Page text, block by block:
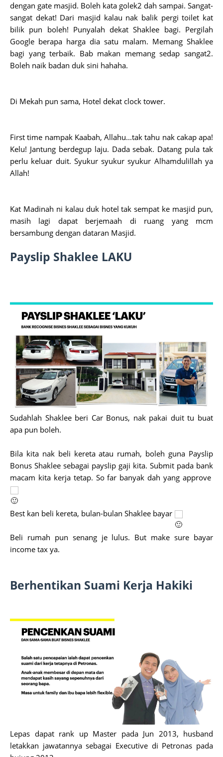
dengan gate masjid. Boleh kata golek2 dah sampai. Sangat-
sangat dekat! Dari masjid kalau nak balik pergi toilet kat
bilik pun boleh! Punyalah dekat Shaklee bagi. Pergilah
Google berapa harga dia satu malam. Memang Shaklee
bagi yang terbaik. Bab makan memang sedap sangat2.
Boleh naik badan duk sini hahaha.
Di Mekah pun sama, Hotel dekat clock tower.
First time nampak Kaabah, Allahu...tak tahu nak cakap apa!
Kelu! Jantung berdegup laju. Dada sebak. Datang pula tak
perlu keluar duit. Syukur syukur syukur Alhamdulillah ya
Allah!
Kat Madinah ni kalau duk hotel tak sempat ke masjid pun,
masih lagi dapat berjemaah di ruang yang mcm
bersambung dengan dataran Masjid.
Payslip Shaklee LAKU
Sudahlah Shaklee beri Car Bonus, nak pakai duit tu buat
apa pun boleh.
Bila kita nak beli kereta atau rumah, boleh guna Payslip
Bonus Shaklee sebagai payslip gaji kita. Submit pada bank
macam kita kerja tetap. So far banyak dah yang approve
Best kan beli kereta, bulan-bulan Shaklee bayar
Beli rumah pun senang je lulus. But make sure bayar
income tax ya.
Berhentikan Suami Kerja Hakiki
Lepas dapat rank up Master pada Jun 2013, husband
letakkan jawatannya sebagai Executive di Petronas pada